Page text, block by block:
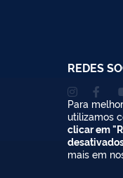
REDES
Para
utilizamos
clicar em
mais em